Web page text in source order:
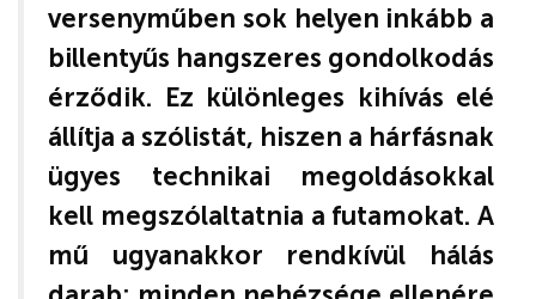
versenyműben sok helyen inkább a
billentyűs hangszeres gondolkodás
érződik. Ez különleges kihívás elé
állítja a szólistát, hiszen a hárfásnak
ügyes technikai megoldásokkal
kell megszólaltatnia a futamokat. A
mű ugyanakkor rendkívül hálás